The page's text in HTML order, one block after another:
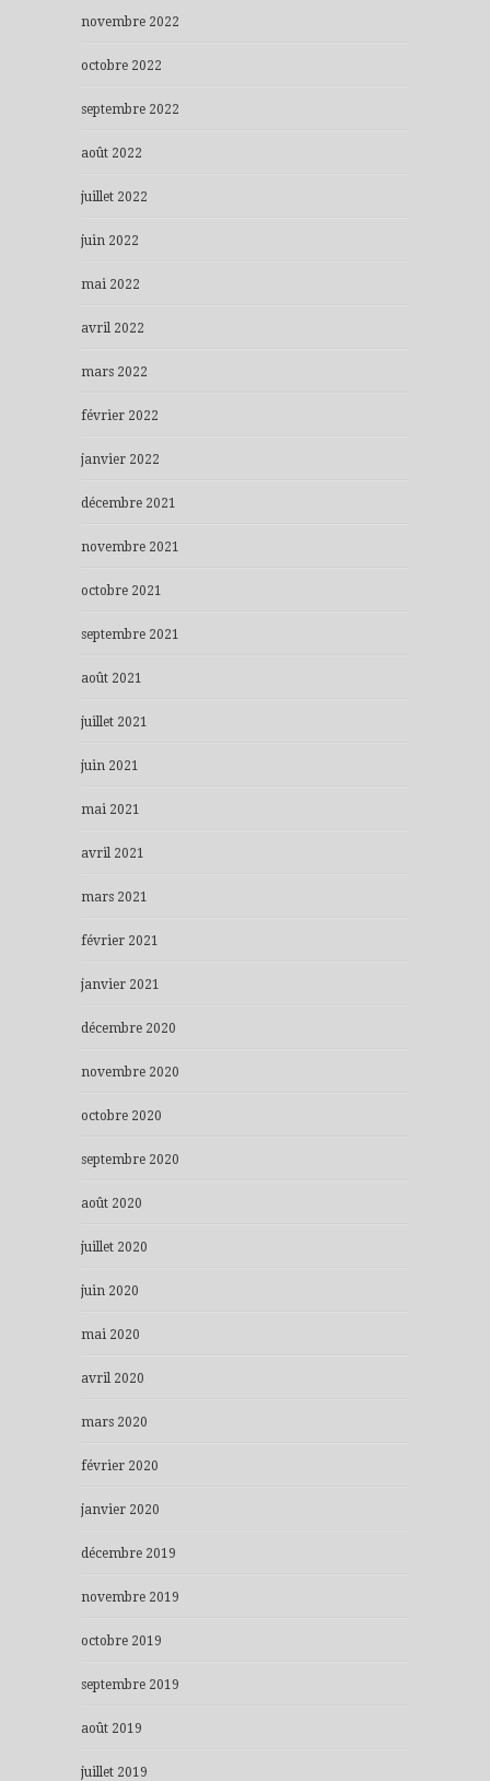
novembre 2022
octobre 2022
septembre 2022
août 2022
juillet 2022
juin 2022
mai 2022
avril 2022
mars 2022
février 2022
janvier 2022
décembre 2021
novembre 2021
octobre 2021
septembre 2021
août 2021
juillet 2021
juin 2021
mai 2021
avril 2021
mars 2021
février 2021
janvier 2021
décembre 2020
novembre 2020
octobre 2020
septembre 2020
août 2020
juillet 2020
juin 2020
mai 2020
avril 2020
mars 2020
février 2020
janvier 2020
décembre 2019
novembre 2019
octobre 2019
septembre 2019
août 2019
juillet 2019